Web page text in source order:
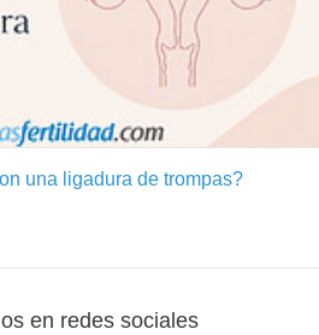
una ligadura de trompas?
en redes sociales